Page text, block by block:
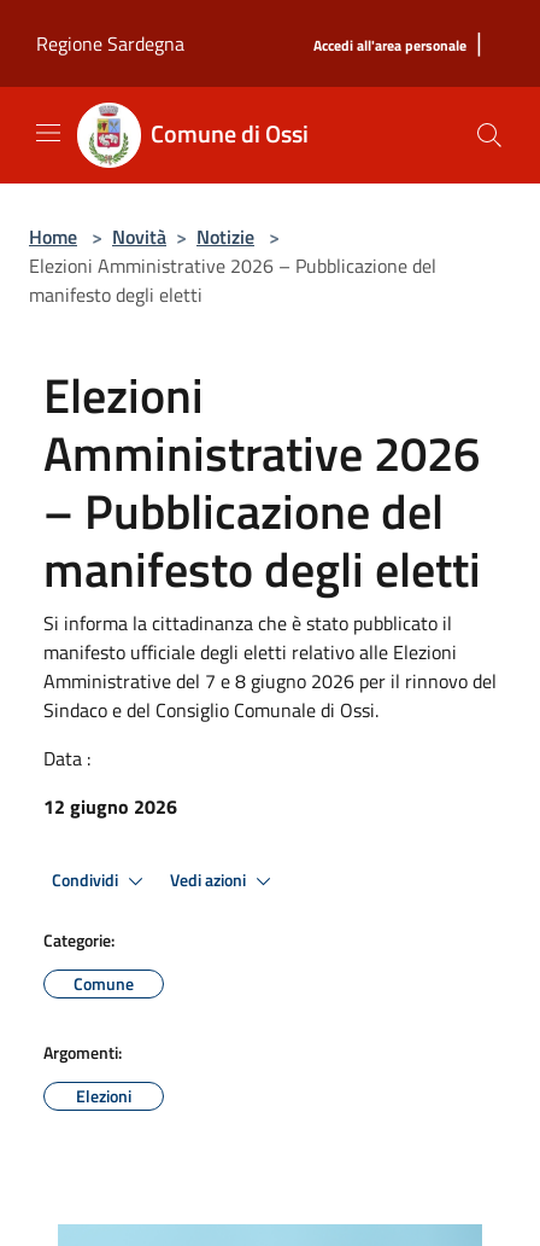
Regione Sardegna
Accedi all'area personale |
Comune di Ossi
Home > Novità > Notizie >
Elezioni Amministrative 2026 – Pubblicazione del
manifesto degli eletti
Elezioni
Amministrative 2026
– Pubblicazione del
manifesto degli eletti
Si informa la cittadinanza che è stato pubblicato il
manifesto ufficiale degli eletti relativo alle Elezioni
Amministrative del 7 e 8 giugno 2026 per il rinnovo del
Sindaco e del Consiglio Comunale di Ossi.
Data :
12 giugno 2026
Condividi Vedi azioni
Categorie:
Comune
Argomenti:
Elezioni